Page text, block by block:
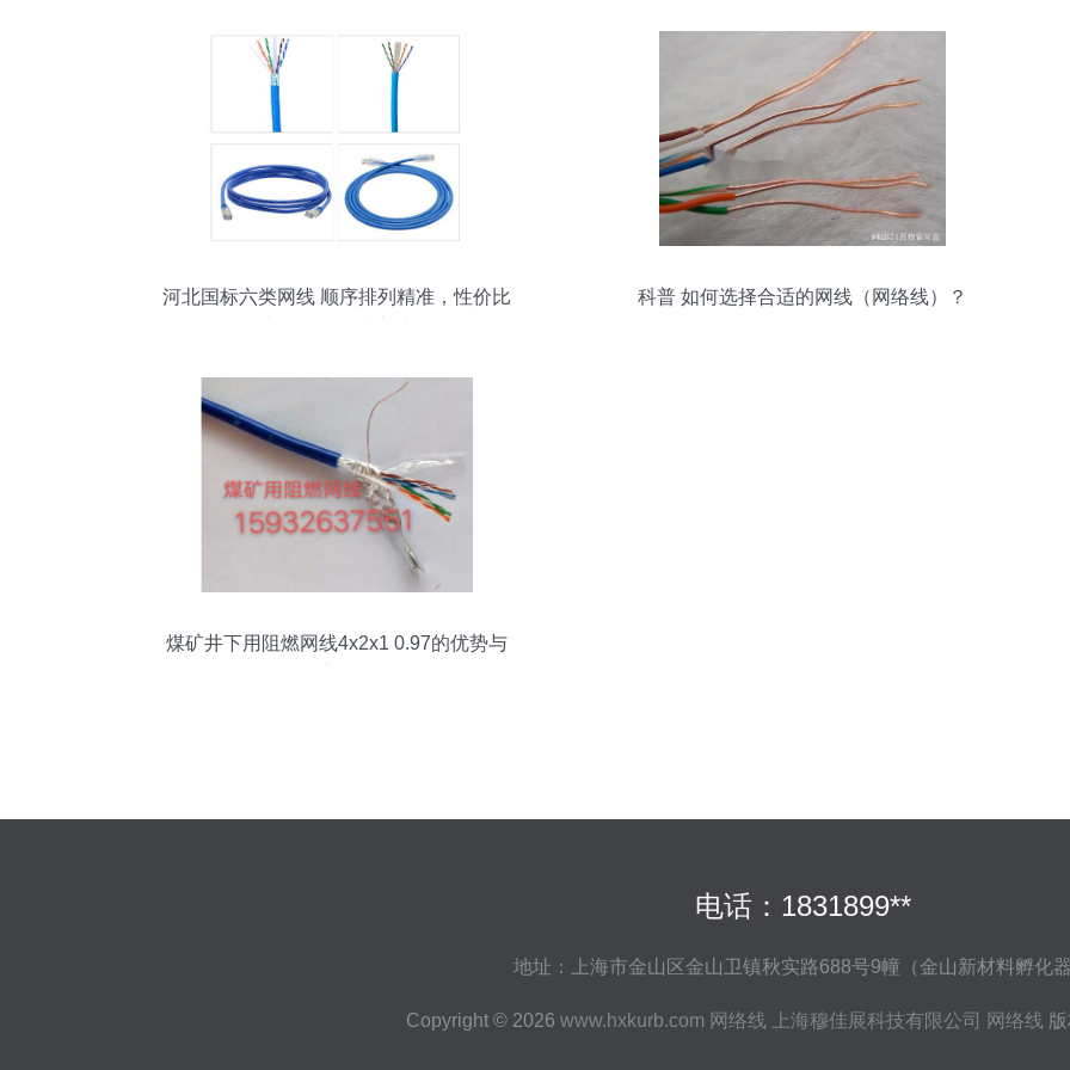
河北国标六类网线 顺序排列精准，性价比
科普 如何选择合适的网线（网络线）？
煤矿井下用阻燃网线4x2x1 0.97的优势与
电话：1831899**
地址：上海市金山区金山卫镇秋实路688号9幢（金山新材料孵化器
Copyright © 2026 www.hxkurb.com 网络线 上海穆佳展科技有限公司 网络线